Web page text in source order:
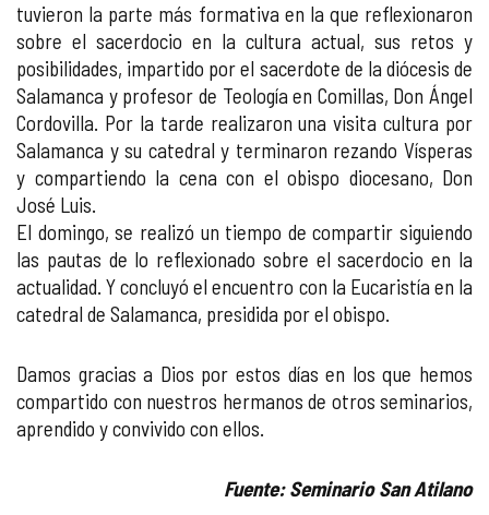
tuvieron la parte más formativa en la que reflexionaron
sobre el sacerdocio en la cultura actual, sus retos y
posibilidades, impartido por el sacerdote de la diócesis de
Salamanca y profesor de Teología en Comillas, Don Ángel
Cordovilla. Por la tarde realizaron una visita cultura por
Salamanca y su catedral y terminaron rezando Vísperas
y compartiendo la cena con el obispo diocesano, Don
José Luis.
El domingo, se realizó un tiempo de compartir siguiendo
las pautas de lo reflexionado sobre el sacerdocio en la
actualidad. Y concluyó el encuentro con la Eucaristía en la
catedral de Salamanca, presidida por el obispo.
Damos gracias a Dios por estos días en los que hemos
compartido con nuestros hermanos de otros seminarios,
aprendido y convivido con ellos.
Fuente: Seminario San Atilano